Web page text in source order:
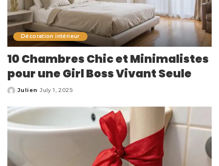
Décoration intérieur
10 Chambres Chic et Minimalistes
pour une Girl Boss Vivant Seule
Posted
Julien July 1, 2025